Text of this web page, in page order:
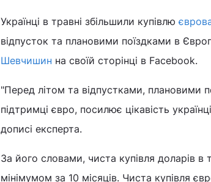
Українці в травні збільшили купівлю
відпусток та плановими поїздками в
Шевчишин на своїй сторінці в Facebook.
"Перед літом та відпустками, плановими
підтримці євро, посилює цікавість
дописі експерта.
За його словами, чиста купівля доларів
мінімумом за 10 місяців. Чиста купівля